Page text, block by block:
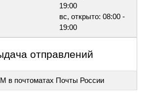
19:00
вс, открыто: 08:00 -
19:00
отправлений
в почтоматах Почты России